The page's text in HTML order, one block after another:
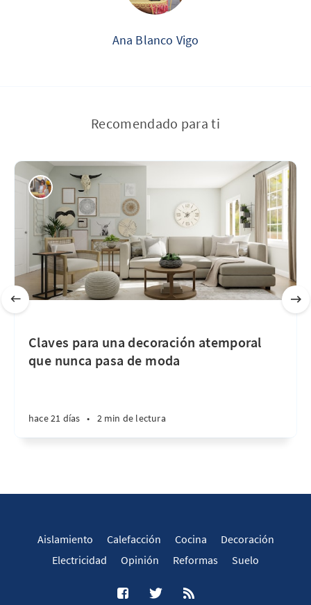
Ana Blanco Vigo
Recomendado para ti
Claves para una decoración atemporal
que nunca pasa de moda
hace 21 días • 2 min de lectura
Aislamiento Calefacción Cocina
Decoración
Electricidad
Opinión Reformas Suelo